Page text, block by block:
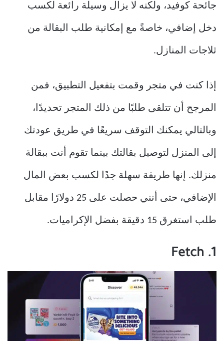
جائحة كوفيد، ولكنه لا يزال وسيلة رائعة لكسب
دخل إضافي، خاصةً مع إمكانية طلب البقالة من
ثلاجات المنازل.
إذا كنت في متجر وقمت بتفعيل التطبيق، فمن
المرجح أن تتلقى طلبًا من ذلك المتجر تحديدًا،
وبالتالي يمكنك التوقف سريعًا في طريق عودتك
إلى المنزل لتوصيل بقالتك بينما تقوم أنت ببقالة
منزلك. إنها طريقة سهلة جدًا لكسب بعض المال
الإضافي، حتى أنني حصلت على 25 دولارًا مقابل
طلب استغرق 15 دقيقة بفضل الإكراميات.
1. Fetch